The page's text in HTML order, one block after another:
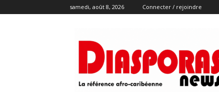
samedi, août 8, 2026 Connecter / rejoindre